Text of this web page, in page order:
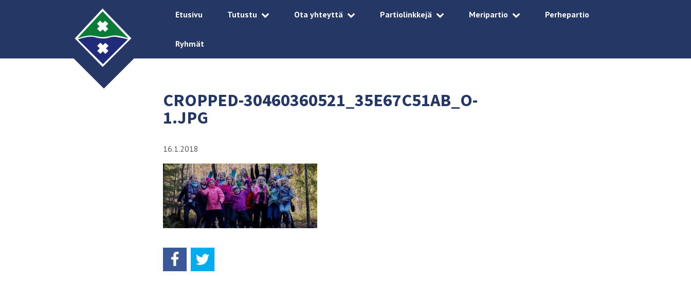
Etusivu Tutustu Ota yhteyttä Partiolinkkejä Meripartio Perhepartio
Ryhmät
CROPPED-30460360521_35E67C51AB_O-
1.JPG
16.1.2018